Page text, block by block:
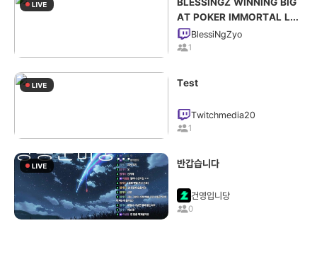
AT POKER IMMORTAL LA!
BIG $$$
BlessiNgZyo
1
Test
Twitchmedia20
1
반갑습니다
건영입니당
0